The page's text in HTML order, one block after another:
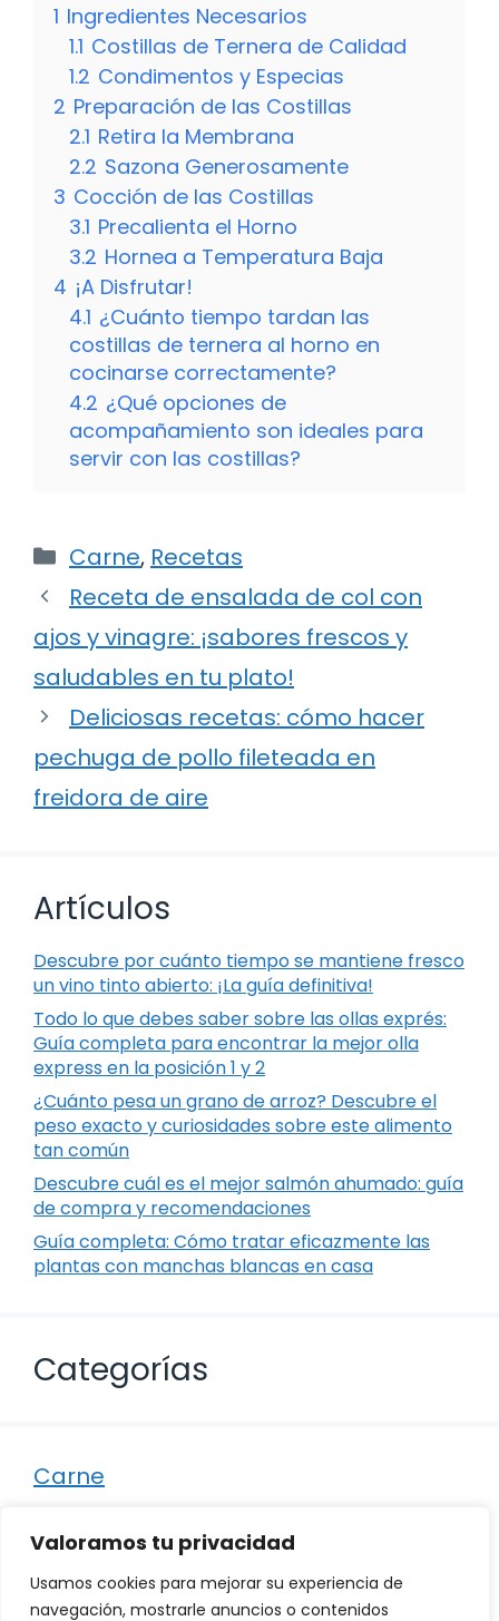
Valoramos tu privacidad
Usamos cookies para mejorar su experiencia de
navegación, mostrarle anuncios o contenidos
1 Ingredientes Necesarios
1.1 Costillas de Ternera de Calidad
1.2 Condimentos y Especias
2 Preparación de las Costillas
2.1 Retira la Membrana
2.2 Sazona Generosamente
3 Cocción de las Costillas
3.1 Precalienta el Horno
3.2 Hornea a Temperatura Baja
4 ¡A Disfrutar!
4.1 ¿Cuánto tiempo tardan las
costillas de ternera al horno en
cocinarse correctamente?
4.2 ¿Qué opciones de
acompañamiento son ideales para
servir con las costillas?
Categorías
Carne, Recetas
Receta de ensalada de col con
ajos y vinagre: ¡sabores frescos y
saludables en tu plato!
Deliciosas recetas: cómo hacer
pechuga de pollo fileteada en
freidora de aire
Artículos
Descubre por cuánto tiempo se mantiene fresco
un vino tinto abierto: ¡La guía definitiva!
Todo lo que debes saber sobre las ollas exprés:
Guía completa para encontrar la mejor olla
express en la posición 1 y 2
¿Cuánto pesa un grano de arroz? Descubre el
peso exacto y curiosidades sobre este alimento
tan común
Descubre cuál es el mejor salmón ahumado: guía
de compra y recomendaciones
Guía completa: Cómo tratar eficazmente las
plantas con manchas blancas en casa
Categorías
Carne
Otro